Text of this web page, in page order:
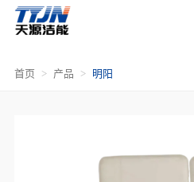
首页 产品 明阳